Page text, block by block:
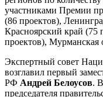
участниками Премии
(86 проектов),
Красноярский край (75
проектов), Мурманская
Экспертный совет
возглавил первый
РФ Андрей Белоусов.
председателя